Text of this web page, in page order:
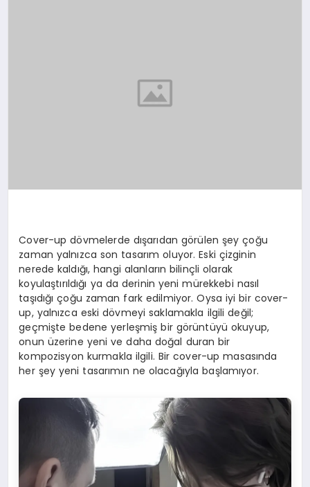
Cover-up dövmelerde dışarıdan görülen şey çoğu
zaman yalnızca son tasarım oluyor. Eski çizginin
nerede kaldığı, hangi alanların bilinçli olarak
koyulaştırıldığı ya da derinin yeni mürekkebi nasıl
taşıdığı çoğu zaman fark edilmiyor. Oysa iyi bir cover-
up, yalnızca eski dövmeyi saklamakla ilgili değil;
geçmişte bedene yerleşmiş bir görüntüyü okuyup,
onun üzerine yeni ve daha doğal duran bir
kompozisyon kurmakla ilgili. Bir cover-up masasında
her şey yeni tasarımın ne olacağıyla başlamıyor.